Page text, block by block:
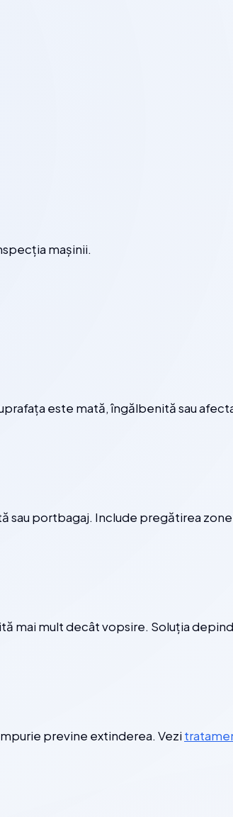
mașinii.
este mată, îngălbenită sau
portbagaj. Include pregătirea
mai mult decât vopsire. Soluția
previne extinderea. Vezi